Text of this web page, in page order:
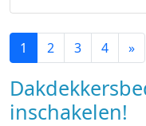
1 2 3 4 »
inschakelen!